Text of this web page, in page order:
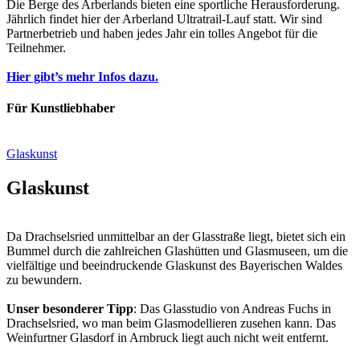
Die Berge des Arberlands bieten eine sportliche Herausforderung.
Jährlich findet hier der Arberland Ultratrail-Lauf statt. Wir sind
Partnerbetrieb und haben jedes Jahr ein tolles Angebot für die
Teilnehmer.
Hier gibt’s mehr Infos dazu.
Für Kunstliebhaber
Glaskunst
Glaskunst
Da Drachselsried unmittelbar an der Glasstraße liegt, bietet sich ein
Bummel durch die zahlreichen Glashütten und Glasmuseen, um die
vielfältige und beeindruckende Glaskunst des Bayerischen Waldes
zu bewundern.
Unser besonderer Tipp: Das Glasstudio von Andreas Fuchs in
Drachselsried, wo man beim Glasmodellieren zusehen kann. Das
Weinfurtner Glasdorf in Arnbruck liegt auch nicht weit entfernt.